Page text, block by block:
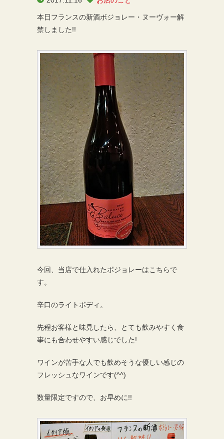
本日フランスの新酒ボジョレー・ヌーヴォー解
禁しました!!
今回、当店で仕入れたボジョレーはこちらで
す。
辛口のライトボディ。
先程お客様と味見したら、とても飲みやすく食
事にも合わせやすい感じでした!
ワインが苦手な人でも飲めそうな優しい感じの
フレッシュなワインです(^^)
数量限定ですので、お早めに!!